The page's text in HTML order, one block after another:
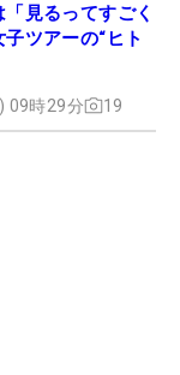
見るってすごく
ツアーの“ヒト
09時29分 19